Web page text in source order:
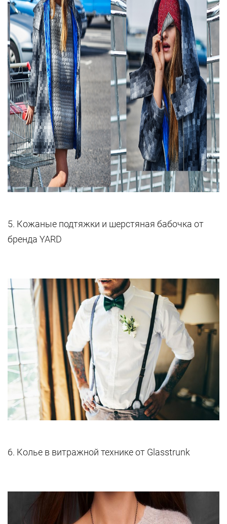
5. Кожаные подтяжки и шерстяная бабочка от
бренда YARD
6. Колье в витражной технике от Glasstrunk